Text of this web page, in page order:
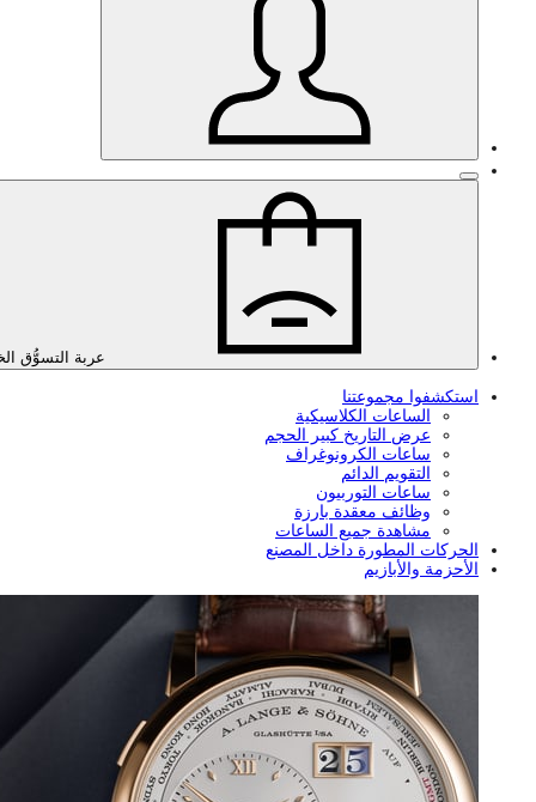
عربة التسوُّق
استكشفوا مجموعتنا
الساعات الكلاسيكية
عرض التاريخ كبير الحجم
ساعات الكرونوغراف
التقويم الدائم
ساعات التوربيون
وظائف معقدة بارزة
مشاهدة جميع الساعات
الحركات المطورة داخل المصنع
الأحزمة والأبازيم